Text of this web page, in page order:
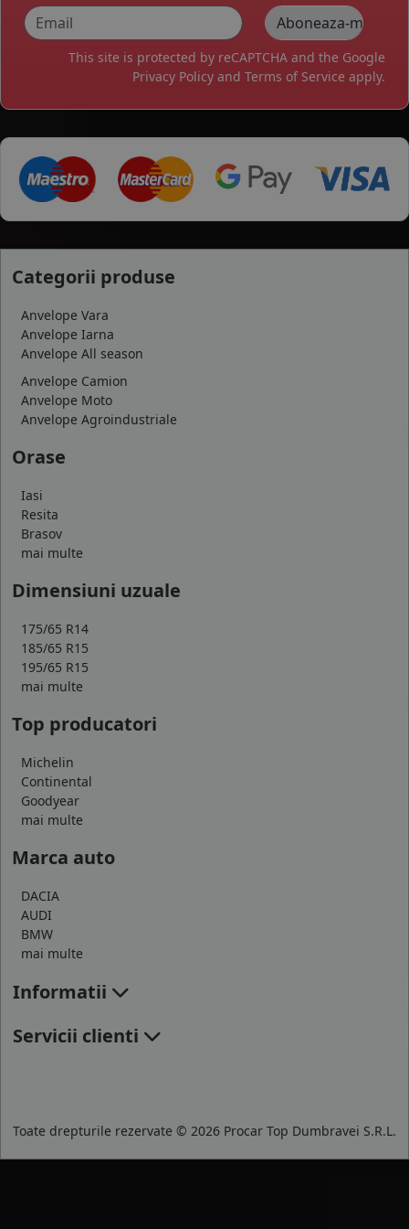
This site is protected by reCAPTCHA and the Google
Privacy Policy and Terms of Service apply.
Categorii produse
Anvelope Vara
Anvelope Iarna
Anvelope All season
Anvelope Camion
Anvelope Moto
Anvelope Agroindustriale
Orase
Iasi
Resita
Brasov
mai multe
Dimensiuni uzuale
175/65 R14
185/65 R15
195/65 R15
mai multe
Top producatori
Michelin
Continental
Goodyear
mai multe
Marca auto
DACIA
AUDI
BMW
mai multe
Informatii
Servicii clienti
Toate drepturile rezervate © 2026 Procar Top Dumbravei S.R.L.